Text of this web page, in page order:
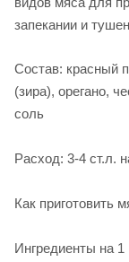
запекании и
Состав: красный
(зира), орегано,
соль
Расход: 3-4 ст.л.
Как приготовить
Ингредиенты на 1